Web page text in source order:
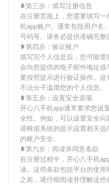
❥第三步：填写注册信息
在注册页面上，您需要填写
机app账户。通常包括用户
号码等。请务必提供准确完整
❥第四步：验证账户
填写完个人信息后，您可能
会向您提供的电子邮件地址
要按照提示进行验证操作。
不法分子滥用您的个人信息。
❥第五步：设置安全选项
开心八手机app通常要求您设
全性。例如，可以设置安全问
请根据系统的提示设置相关
的账户安全。
❥第六步：阅读并同意条款
在注册过程中，开心八手机
读。这些条款包括平台的使
之前，请仔细阅读并理解这些